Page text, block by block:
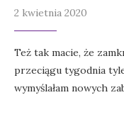
2 kwietnia 2020
Też tak macie, że
przeciągu tygodnia
wymyślałam nowych